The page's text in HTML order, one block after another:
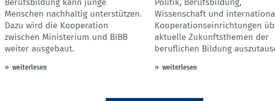
Berufsbildung kann junge
Menschen nachhaltig unterstützen.
Dazu wird die Kooperation
zwischen Ministerium und BIBB
weiter ausgebaut.
weiterlesen
Politik, Berufsbildung,
Wissenschaft und
Kooperationseinrichtungen
aktuelle Zukunftsthemen der
beruflichen Bildung
weiterlesen